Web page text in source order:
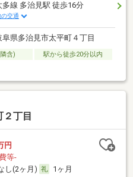
多線 多治見駅 徒歩16分
の交通
阜県多治見市太平町４丁目
含)
駅から徒歩20分以内
丁目
円
等-
し(2ヶ月)
1ヶ月